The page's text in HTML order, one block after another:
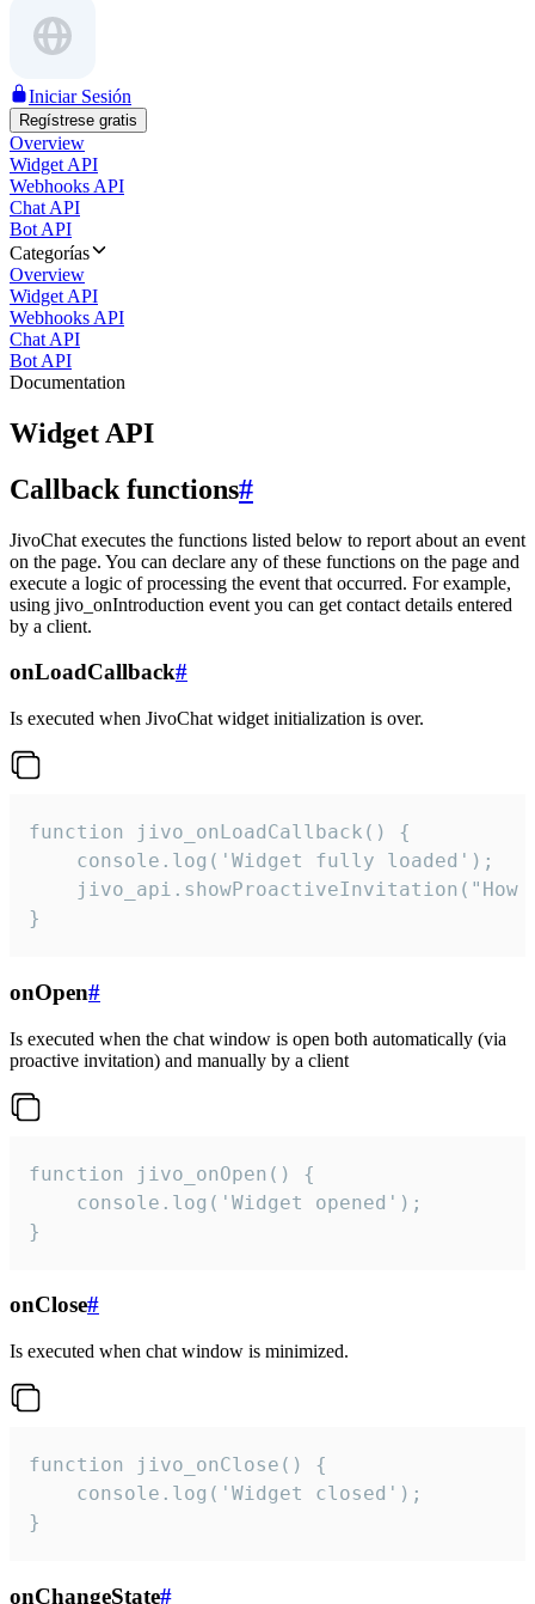
Iniciar Sesión
Regístrese gratis
Overview
Widget API
Webhooks API
Chat API
Bot API
Categorías
Overview
Widget API
Webhooks API
Chat API
Bot API
Documentation
Widget API
Callback functions#
JivoChat executes the functions listed below to report about an event
on the page. You can declare any of these functions on the page and
execute a logic of processing the event that occurred. For example,
using jivo_onIntroduction event you can get contact details entered
by a client.
onLoadCallback#
Is executed when JivoChat widget initialization is over.
function jivo_onLoadCallback() {
    console.log('Widget fully loaded');
jivo_api.showProactiveInvitation("How
}
onOpen#
Is executed when the chat window is open both automatically (via
proactive invitation) and manually by a client
function jivo_onOpen() {
    console.log('Widget opened');
}
onClose#
Is executed when chat window is minimized.
function jivo_onClose() {
    console.log('Widget closed');
}
onChangeState#